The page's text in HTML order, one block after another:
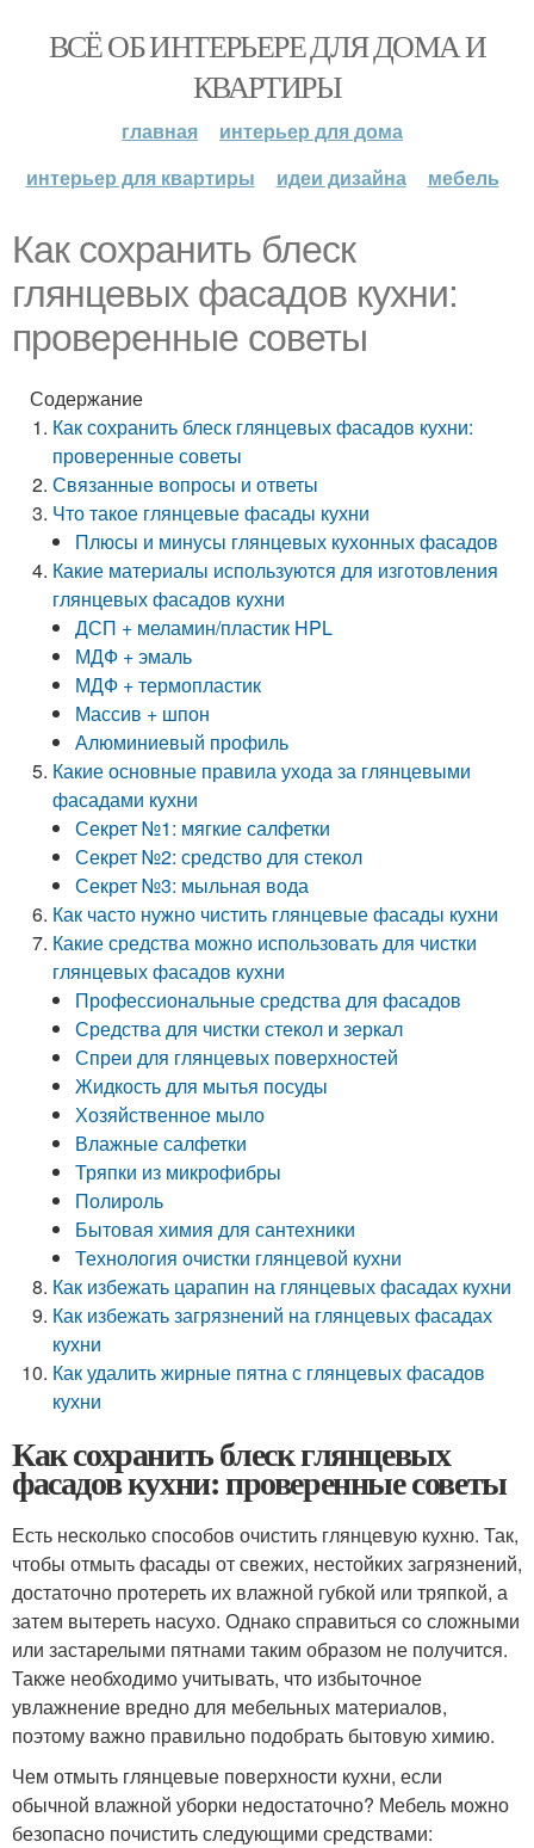
ВСЁ ОБ ИНТЕРЬЕРЕ ДЛЯ ДОМА И
КВАРТИРЫ
главная
интерьер для дома
интерьер для квартиры
идеи дизайна мебель
Как сохранить блеск
глянцевых фасадов кухни:
проверенные советы
Содержание
Как сохранить блеск глянцевых фасадов кухни:
проверенные советы
Связанные вопросы и ответы
Что такое глянцевые фасады кухни
Плюсы и минусы глянцевых кухонных фасадов
Какие материалы используются для изготовления
глянцевых фасадов кухни
ДСП + меламин/пластик HPL
МДФ + эмаль
МДФ + термопластик
Массив + шпон
Алюминиевый профиль
Какие основные правила ухода за глянцевыми
фасадами кухни
Секрет №1: мягкие салфетки
Секрет №2: средство для стекол
Секрет №3: мыльная вода
Как часто нужно чистить глянцевые фасады кухни
Какие средства можно использовать для чистки
глянцевых фасадов кухни
Профессиональные средства для фасадов
Средства для чистки стекол и зеркал
Спреи для глянцевых поверхностей
Жидкость для мытья посуды
Хозяйственное мыло
Влажные салфетки
Тряпки из микрофибры
Полироль
Бытовая химия для сантехники
Технология очистки глянцевой кухни
Как избежать царапин на глянцевых фасадах кухни
Как избежать загрязнений на глянцевых фасадах
кухни
Как удалить жирные пятна с глянцевых фасадов
кухни
Как сохранить блеск глянцевых
фасадов кухни: проверенные советы
Есть несколько способов очистить глянцевую кухню. Так,
чтобы отмыть фасады от свежих, нестойких загрязнений,
достаточно протереть их влажной губкой или тряпкой, а
затем вытереть насухо. Однако справиться со сложными
или застарелыми пятнами таким образом не получится.
Также необходимо учитывать, что избыточное
увлажнение вредно для мебельных материалов,
поэтому важно правильно подобрать бытовую химию.
Чем отмыть глянцевые поверхности кухни, если
обычной влажной уборки недостаточно? Мебель можно
безопасно почистить следующими средствами: